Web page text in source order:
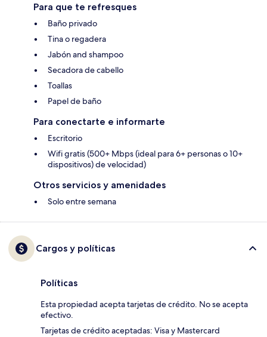
Para que te refresques
Baño privado
Tina o regadera
Jabón and shampoo
Secadora de cabello
Toallas
Papel de baño
Para conectarte e informarte
Escritorio
Wifi gratis (500+ Mbps (ideal para 6+ personas o 10+
dispositivos) de velocidad)
Otros servicios y amenidades
Solo entre semana
Cargos y políticas
Políticas
Esta propiedad acepta tarjetas de crédito. No se acepta
efectivo.
Tarjetas de crédito aceptadas: Visa y Mastercard